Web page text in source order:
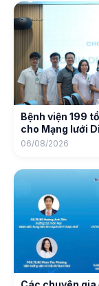
Bệnh viện 199
cho Mạng lưới
06/08/2026